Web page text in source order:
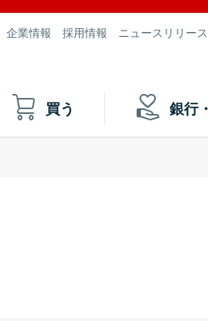
企業情報 採用情報 ニュースリリース
買う 銀行